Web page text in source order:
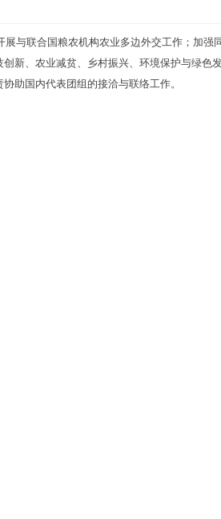
展与联合国粮农机构农业多边外交工作；加
创新、农业减贫、乡村振兴、环境保护与绿色
协助国内代表团组的接洽与联络工作。